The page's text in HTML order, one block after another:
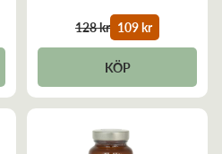
128 kr 109 kr
KÖP